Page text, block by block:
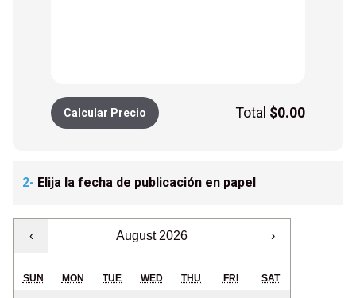
Calcular Precio Total $0.00
2- Elija la fecha de publicación en papel
‹ August 2026 ›
SUN MON TUE WED THU FRI SAT